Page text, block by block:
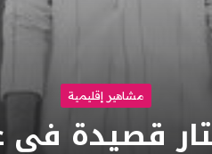
مشاهير إقليمية
قصيدة في